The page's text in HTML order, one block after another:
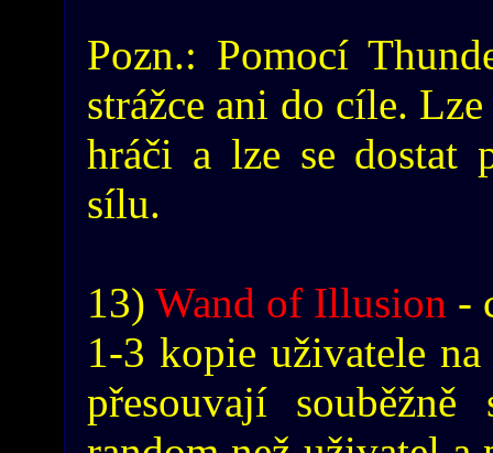
Pozn.: Pomocí
strážce ani do cíle.
hráči a lze se dostat
sílu.
13) Wand of Illusion -
1-3 kopie uživatele
přesouvají